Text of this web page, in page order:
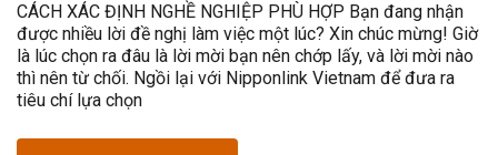
CÁCH XÁC ĐỊNH NGHỀ NGHIỆP PHÙ HỢP Bạn đang nhận
được nhiều lời đề nghị làm việc một lúc? Xin chúc mừng! Giờ
là lúc chọn ra đâu là lời mời bạn nên chớp lấy, và lời mời nào
thì nên từ chối. Ngồi lại với Nipponlink Vietnam để đưa ra
tiêu chí lựa chọn